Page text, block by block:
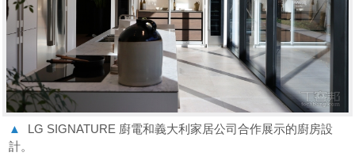
▲
LG SIGNATURE 廚電和義大利家居公司合作展示的廚房設
計。